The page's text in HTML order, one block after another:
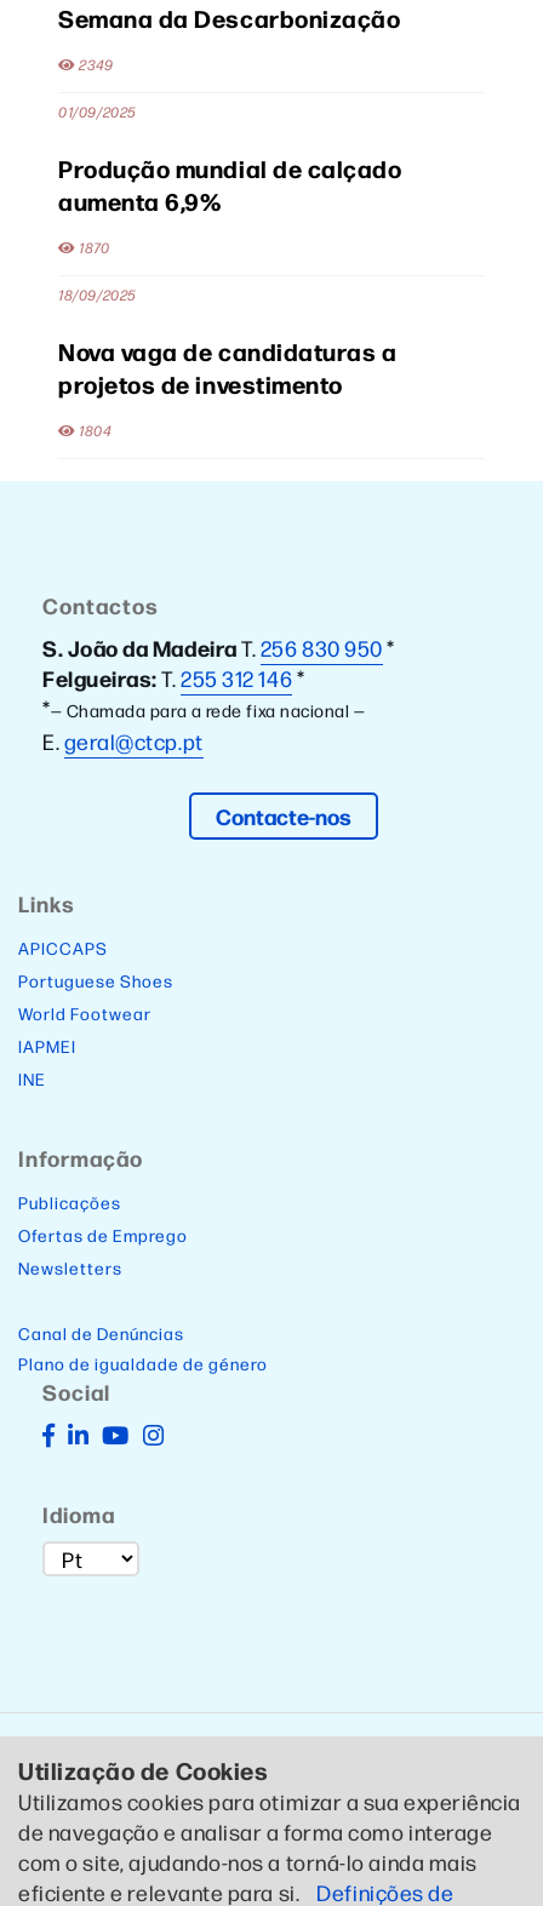
Semana da Descarbonização
2349
01/09/2025
Produção mundial de calçado
aumenta 6,9%
1870
18/09/2025
Nova vaga de candidaturas a
projetos de investimento
1804
Contactos
S. João da MadeiraT.256 830 950*
Felgueiras:T.255 312 146*
*— Chamada para a rede fixa nacional —
E.geral@ctcp.pt
Contacte-nos
Links
APICCAPS
Portuguese Shoes
World Footwear
IAPMEI
INE
Informação
Publicações
Ofertas de Emprego
Newsletters
Canal de Denúncias
Plano de igualdade de género
Social
Idioma
© 2020 CTCP . Todos os direitos reservados . Política de
Privacidade
Utilização de Cookies
Utilizamos cookies para otimizar a sua experiência
de navegação e analisar a forma como interage
com o site, ajudando-nos a torná-lo ainda mais
eficiente e relevante para si. Definições de